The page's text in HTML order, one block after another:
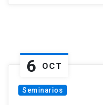
6 OCT
Seminarios